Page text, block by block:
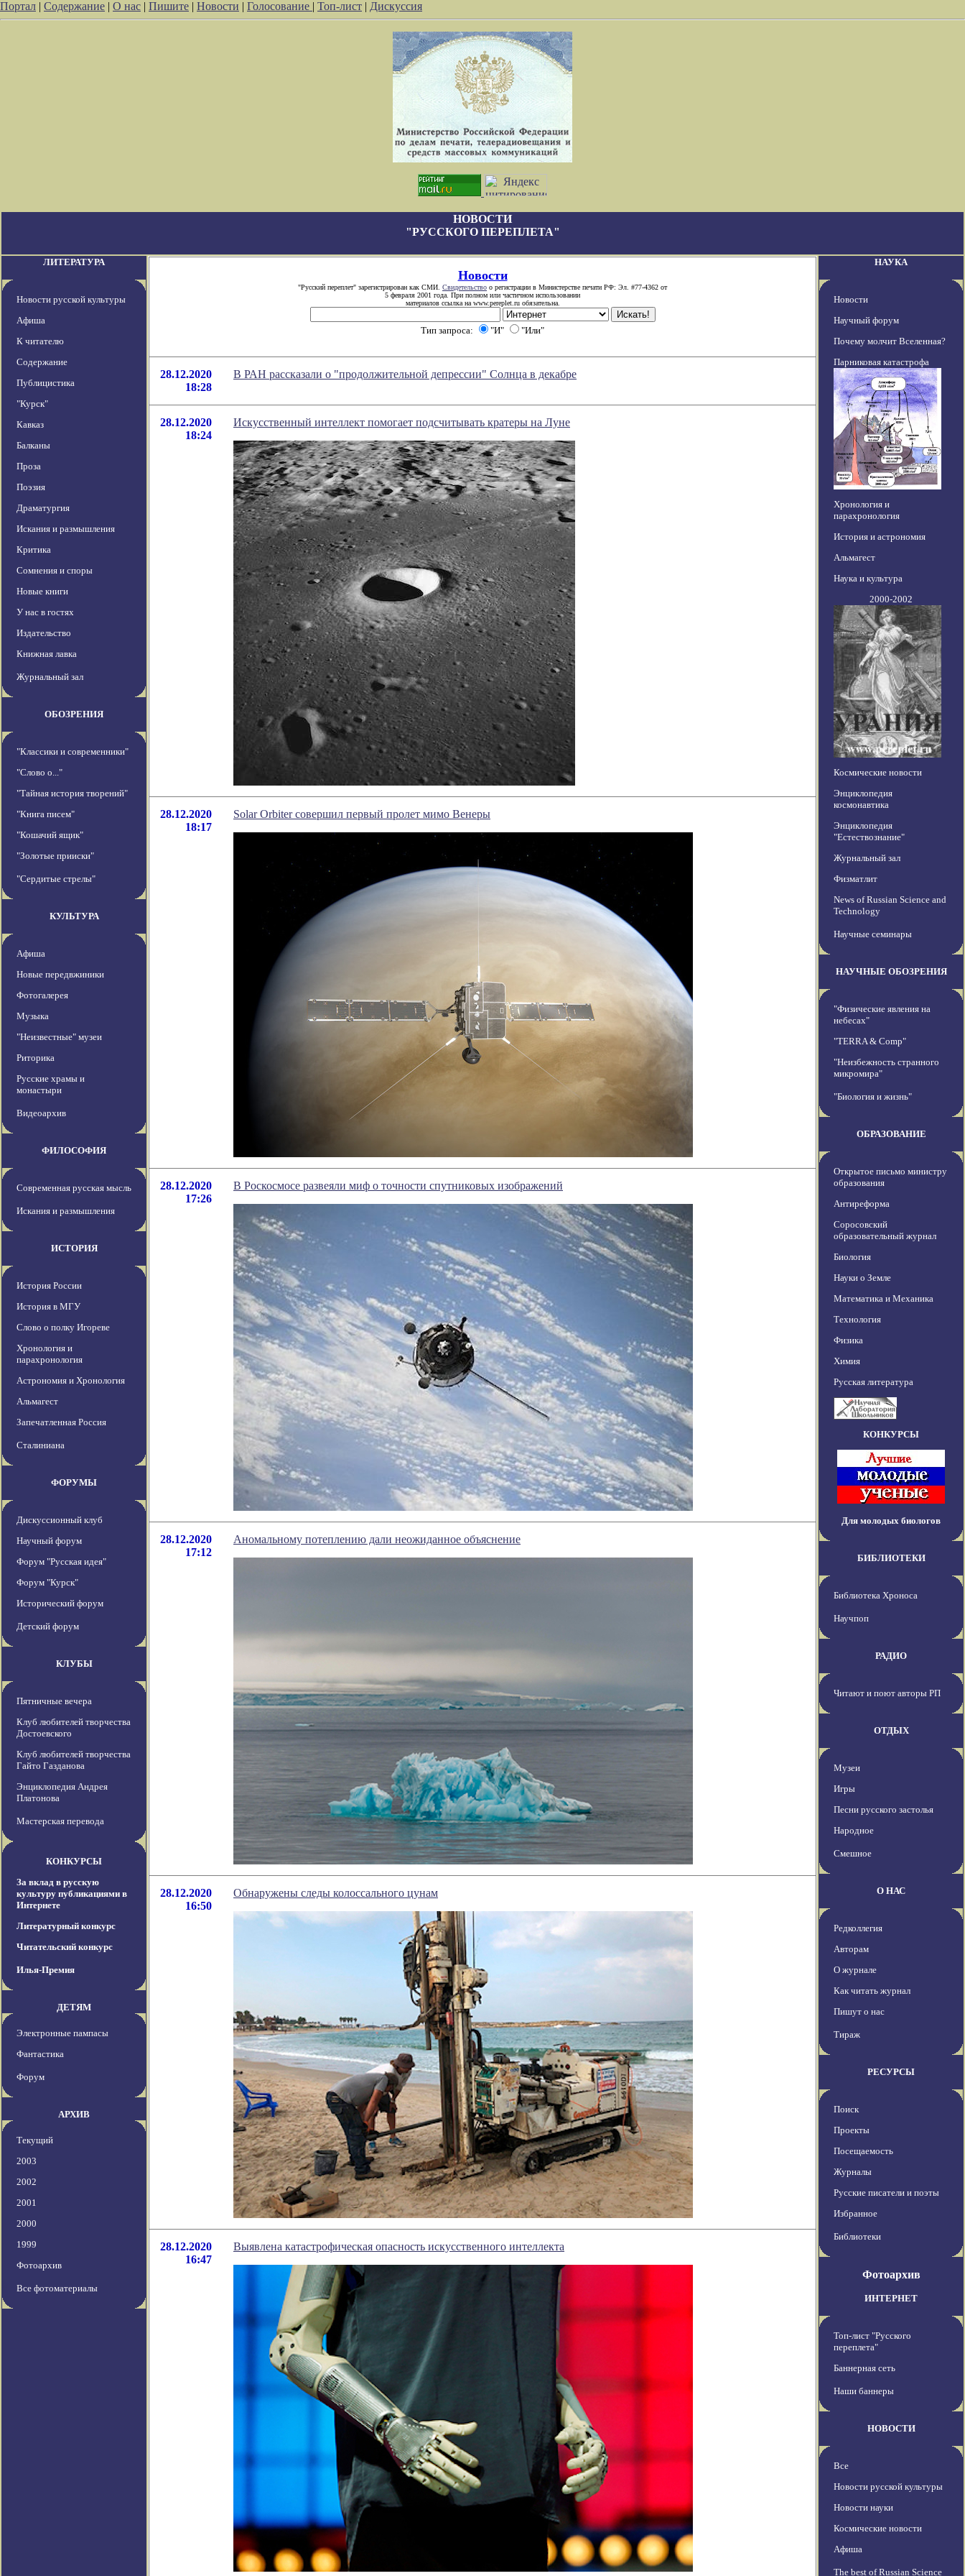
Портал | Содержание | О нас | Пишите | Новости | Голосование | Топ-лист | Дискуссия
НОВОСТИ
"РУССКОГО ПЕРЕПЛЕТА"
ЛИТЕРАТУРА
Новости русской культуры
Афиша
К читателю
Содержание
Публицистика
"Курск"
Кавказ
Балканы
Проза
Поэзия
Драматургия
Искания и размышления
Критика
Сомнения и споры
Новые книги
У нас в гостях
Издательство
Книжная лавка
Журнальный зал
ОБОЗРЕНИЯ
"Классики и современники"
"Слово о..."
"Тайная история творений"
"Книга писем"
"Кошачий ящик"
"Золотые прииски"
"Сердитые стрелы"
КУЛЬТУРА
Афиша
Новые передвжиники
Фотогалерея
Музыка
"Неизвестные" музеи
Риторика
Русские храмы и
монастыри
Видеоархив
ФИЛОСОФИЯ
Современная русская мысль
Искания и размышления
ИСТОРИЯ
История России
История в МГУ
Слово о полку Игореве
Хронология и
парахронология
Астрономия и Хронология
Альмагест
Запечатленная Россия
Сталиниана
ФОРУМЫ
Дискуссионный клуб
Научный форум
Форум "Русская идея"
Форум "Курск"
Исторический форум
Детский форум
КЛУБЫ
Пятничные вечера
Клуб любителей творчества
Достоевского
Клуб любителей творчества
Гайто Газданова
Энциклопедия Андрея
Платонова
Мастерская перевода
КОНКУРСЫ
За вклад в русскую
культуру публикациями в
Интернете
Литературный конкурс
Читательский конкурс
Илья-Премия
ДЕТЯМ
Электронные пампасы
Фантастика
Форум
АРХИВ
Текущий
2003
2002
2001
2000
1999
Фотоархив
Все фотоматериалы
Новости
"Русский переплет" зарегистрирован как СМИ. Свидетельство о регистрации в Министерстве печати РФ: Эл. #77-4362 от
5 февраля 2001 года. При полном или частичном использовании
материалов ссылка на www.pereplet.ru обязательна.
Тип запроса: "И" "Или"
28.12.2020
18:28
В РАН рассказали о "продолжительной депрессии" Солнца в декабре
28.12.2020
18:24
Искусственный интеллект помогает подсчитывать кратеры на Луне
28.12.2020
18:17
Solar Orbiter совершил первый пролет мимо Венеры
28.12.2020
17:26
В Роскосмосе развеяли миф о точности спутниковых изображений
28.12.2020
17:12
Аномальному потеплению дали неожиданное объяснение
28.12.2020
16:50
Обнаружены следы колоссального цунам
28.12.2020
16:47
Выявлена катастрофическая опасность искусственного интеллекта
НАУКА
Новости
Научный форум
Почему молчит Вселенная?
Парниковая катастрофа
Хронология и
парахронология
История и астрономия
Альмагест
Наука и культура
2000-2002
Космические новости
Энциклопедия
космонавтика
Энциклопедия
"Естествознание"
Журнальный зал
Физматлит
News of Russian Science and
Technology
Научные семинары
НАУЧНЫЕ ОБОЗРЕНИЯ
"Физические явления на
небесах"
"TERRA & Comp"
"Неизбежность странного
микромира"
"Биология и жизнь"
ОБРАЗОВАНИЕ
Открытое письмо министру
образования
Антиреформа
Соросовский
образовательный журнал
Биология
Науки о Земле
Математика и Механика
Технология
Физика
Химия
Русская литература
КОНКУРСЫ
Для молодых биологов
БИБЛИОТЕКИ
Библиотека Хроноса
Научпоп
РАДИО
Читают и поют авторы РП
ОТДЫХ
Музеи
Игры
Песни русского застолья
Народное
Смешное
О НАС
Редколлегия
Авторам
О журнале
Как читать журнал
Пишут о нас
Тираж
РЕСУРСЫ
Поиск
Проекты
Посещаемость
Журналы
Русские писатели и поэты
Избранное
Библиотеки
Фотоархив
ИНТЕРНЕТ
Топ-лист "Русского
переплета"
Баннерная сеть
Наши баннеры
НОВОСТИ
Все
Новости русской культуры
Новости науки
Космические новости
Афиша
The best of Russian Science